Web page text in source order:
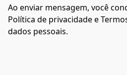
Ao enviar mensagem, você
Política de privacidade e
dados pessoais.